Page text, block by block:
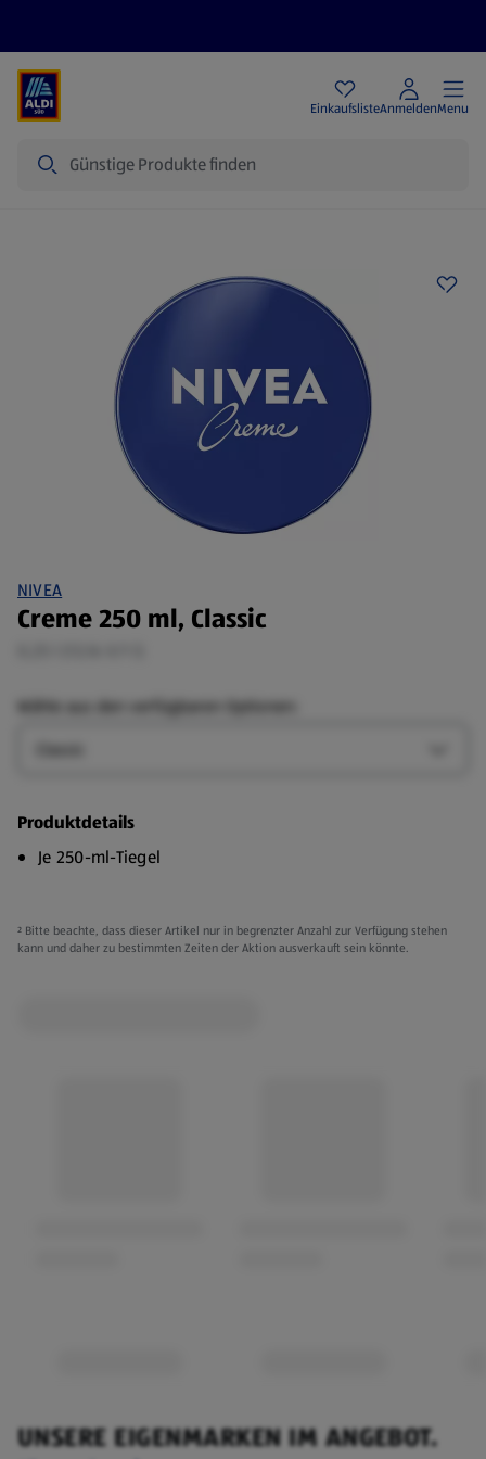
EinkaufslisteAnmeldenMenu
NIVEA
Creme 250 ml, Classic
Wähle aus den verfügbaren Optionen:
Produktdetails
Je 250-ml-Tiegel
² Bitte beachte, dass dieser Artikel nur in begrenzter Anzahl zur Verfügung stehen
kann und daher zu bestimmten Zeiten der Aktion ausverkauft sein könnte.
UNSERE EIGENMARKEN IM ANGEBOT.